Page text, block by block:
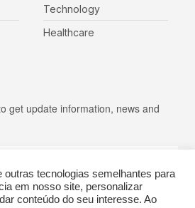
Technology
Healthcare
get update information, news and
SIGN UP
outras tecnologias semelhantes para
em nosso site, personalizar
conteúdo do seu interesse. Ao